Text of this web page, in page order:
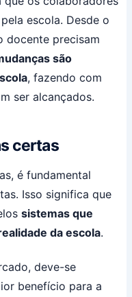
escola. Desde o
docente precisam
são
, fazendo com
ser alcançados.
certas
é fundamental
Isso significa que
sistemas que
da escola.
deve-se
benefício para a